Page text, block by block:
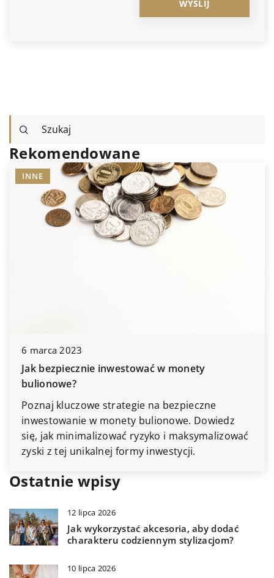
Rekomendowane
INNE
6 marca 2023
Jak bezpiecznie inwestować w monety
bulionowe?
Poznaj kluczowe strategie na bezpieczne
inwestowanie w monety bulionowe. Dowiedz
się, jak minimalizować ryzyko i maksymalizować
zyski z tej unikalnej formy inwestycji.
Ostatnie wpisy
12 lipca 2026
Jak wykorzystać akcesoria, aby dodać
charakteru codziennym stylizacjom?
10 lipca 2026